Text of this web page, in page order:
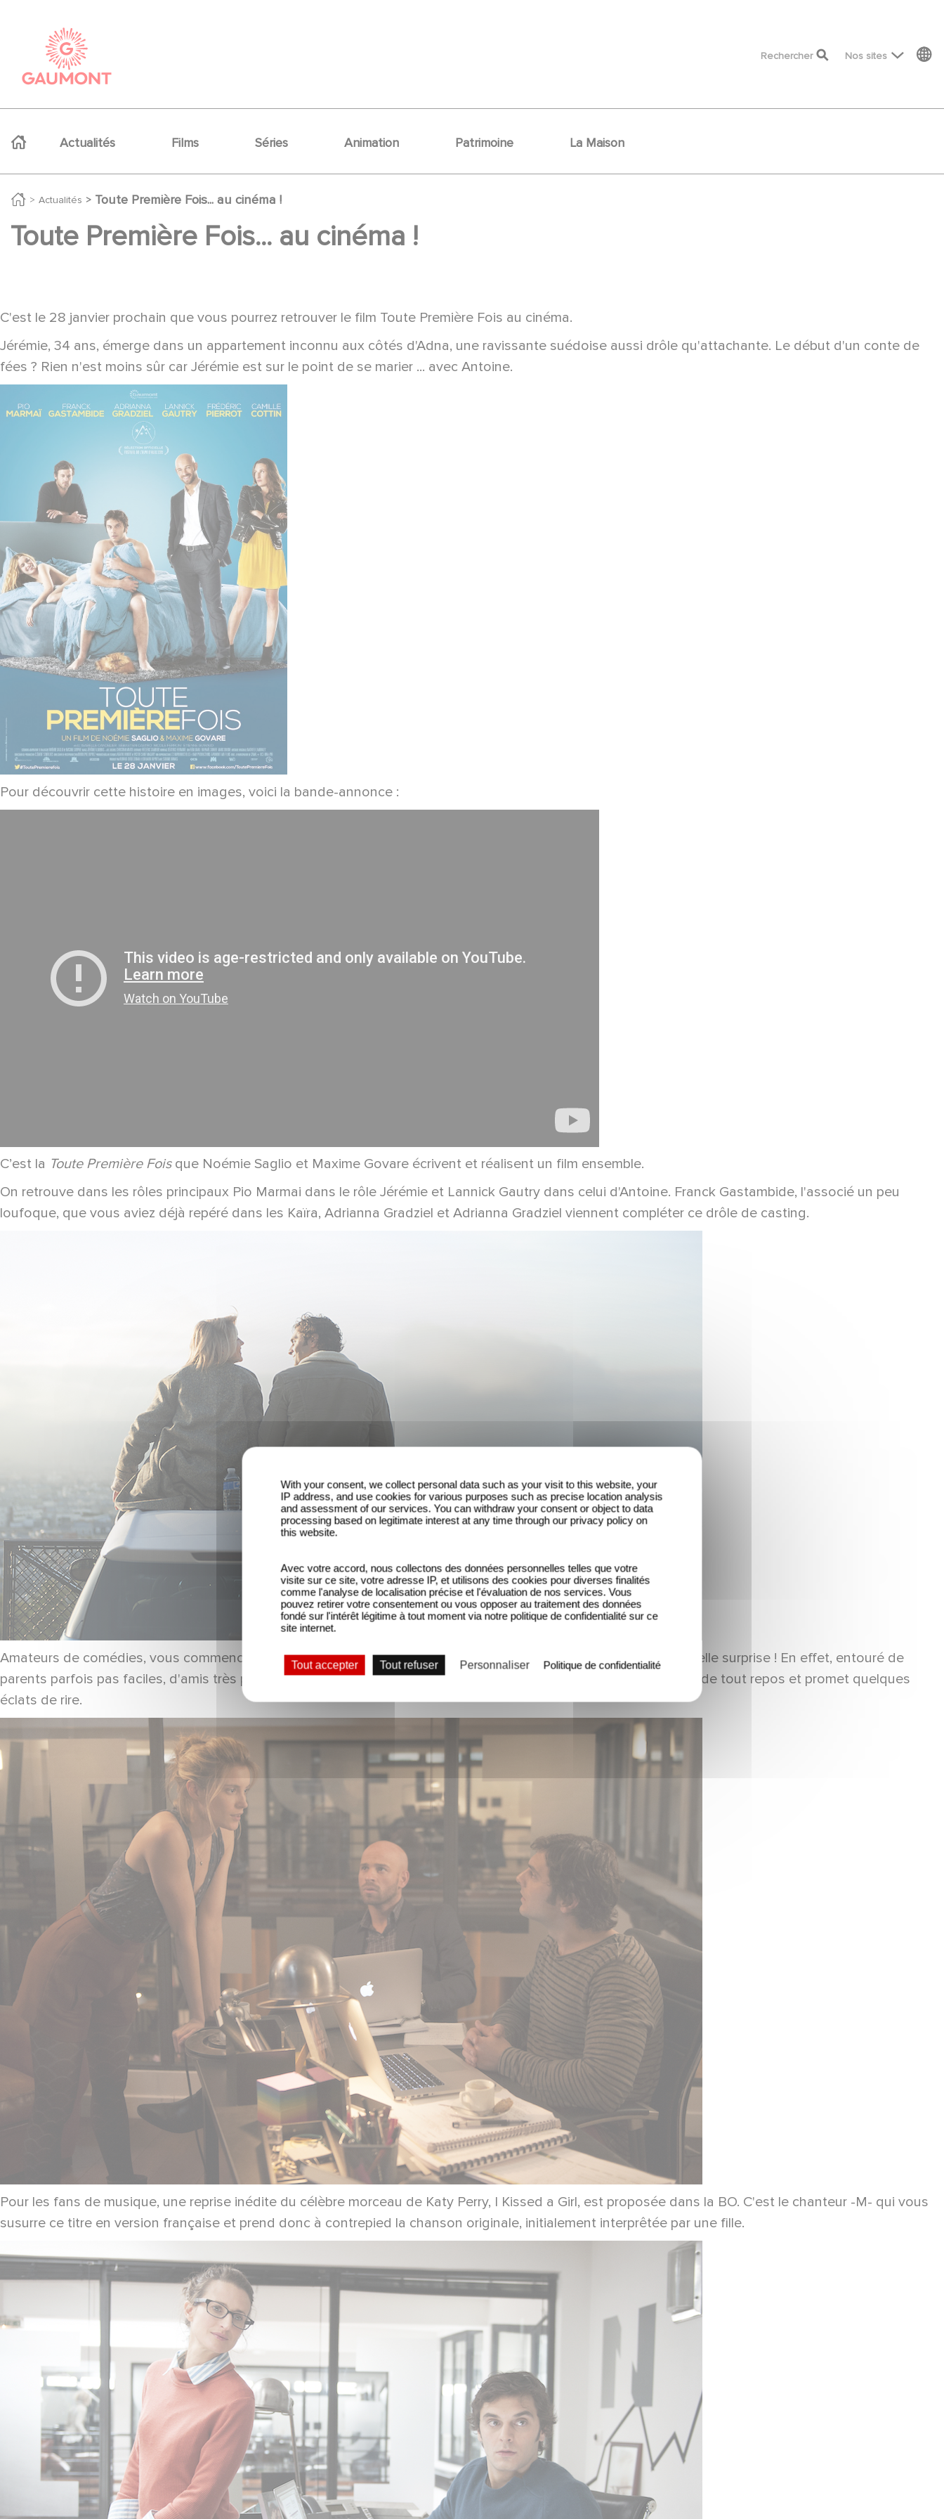
top menu
Rechercher Nos sites
Actualités Films Séries Animation Patrimoine La Maison
Actualités Toute Première Fois... au cinéma !
Toute Première Fois... au cinéma !
C'est le 28 janvier prochain que vous pourrez retrouver le film Toute Première Fois au cinéma.
Jérémie, 34 ans, émerge dans un appartement inconnu aux côtés d'Adna, une ravissante suédoise aussi drôle qu'attachante. Le début d'un conte de
fées ? Rien n'est moins sûr car Jérémie est sur le point de se marier ... avec Antoine.
Pour découvrir cette histoire en images, voici la bande-annonce :
C’est la Toute Première Foisque Noémie Saglio et Maxime Govare écrivent et réalisent un film ensemble.
On retrouve dans les rôles principaux Pio Marmai dans le rôle Jérémie et Lannick Gautry dans celui d'Antoine. Franck Gastambide, l'associé un peu
loufoque, que vous aviez déjà repéré dans les Kaïra, Adrianna Gradziel et Adrianna Gradziel viennent compléter ce drôle de casting.
Amateurs de comédies, vous commencerez l'année 2015 dans la joie, la bonne humeur et surtout avec une très belle surprise ! En effet, entouré de
parents parfois pas faciles, d'amis très particuliers et de collègues assez lunatiques, la vie de Jérémie ne sera pas de tout repos et promet quelques
éclats de rire.
Pour les fans de musique, une reprise inédite du célèbre morceau de Katy Perry, I Kissed a Girl, est proposée dans la BO. C'est le chanteur -M- qui vous
susurre ce titre en version française et prend donc à contrepied la chanson originale, initialement interprêtée par une fille.
With your consent, we collect personal data such as your visit to this website, your
IP address, and use cookies for various purposes such as precise location analysis
and assessment of our services. You can withdraw your consent or object to data
processing based on legitimate interest at any time through our privacy policy on
this website.
Avec votre accord, nous collectons des données personnelles telles que votre
visite sur ce site, votre adresse IP, et utilisons des cookies pour diverses finalités
comme l'analyse de localisation précise et l'évaluation de nos services. Vous
pouvez retirer votre consentement ou vous opposer au traitement des données
fondé sur l'intérêt légitime à tout moment via notre politique de confidentialité sur ce
site internet.
Tout accepter Tout refuser Personnaliser Politique de confidentialité